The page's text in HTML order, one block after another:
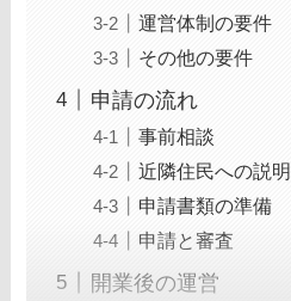
運営体制の要件
その他の要件
申請の流れ
事前相談
近隣住民への説明
申請書類の準備
申請と審査
開業後の運営